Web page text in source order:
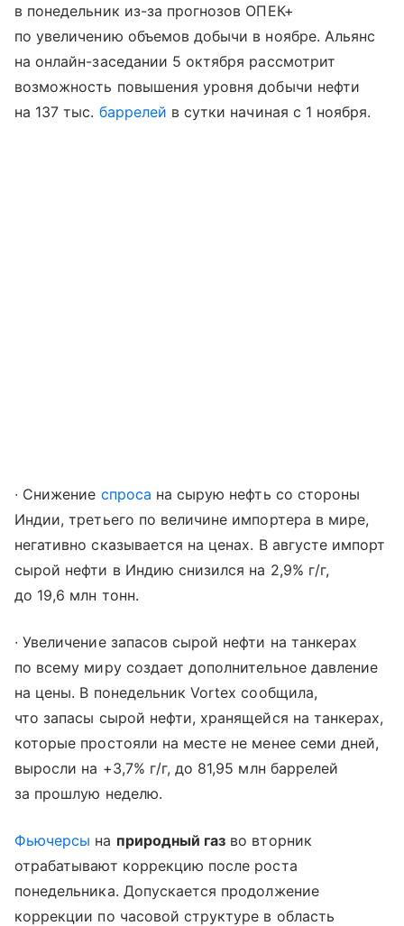
в понедельник из-за прогнозов ОПЕК+
по увеличению объемов добычи в ноябре. Альянс
на онлайн-заседании 5 октября рассмотрит
возможность повышения уровня добычи нефти
на 137 тыс. баррелей в сутки начиная с 1 ноября.
∙ Снижение спроса на сырую нефть со стороны
Индии, третьего по величине импортера в мире,
негативно сказывается на ценах. В августе импорт
сырой нефти в Индию снизился на 2,9% г/г,
до 19,6 млн тонн.
∙ Увеличение запасов сырой нефти на танкерах
по всему миру создает дополнительное давление
на цены. В понедельник Vortex сообщила,
что запасы сырой нефти, хранящейся на танкерах,
которые простояли на месте не менее семи дней,
выросли на +3,7% г/г, до 81,95 млн баррелей
за прошлую неделю.
Фьючерсы на природный газ во вторник
отрабатывают коррекцию после роста
понедельника. Допускается продолжение
коррекции по часовой структуре в область